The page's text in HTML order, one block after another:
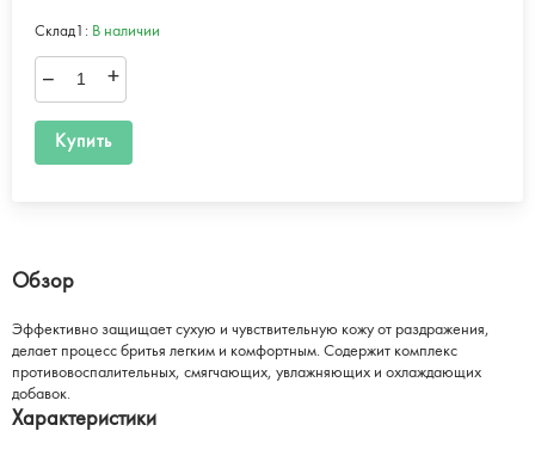
Склад1: В наличии
– +
Купить
Обзор
Эффективно защищает сухую и чувствительную кожу от раздражения,
делает процесс бритья легким и комфортным. Содержит комплекс
противовоспалительных, смягчающих, увлажняющих и охлаждающих
добавок.
Характеристики